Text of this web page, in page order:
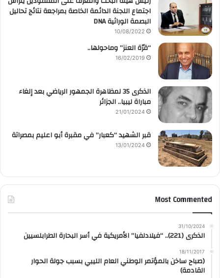
اجتماع اللجنة الدائمة الخاصة بمراجعة نتائج تحاليل
البصمة الوراثية DNA
10/08/2022
“قرّة العنز” وماحولها..
16/02/2019
الذكرى 35 لمظاهرة الجمهور الرياضي بعد إلغاء
مباراة ليبيا.. الجزائر
21/01/2024
قبر الشهيد “كعبار” في مقبرة أبو اعليم بمصراتة
13/01/2024
Most Commented
31/10/2024
الذكرى (221).. “فيلادلفيا” الأمريكية في أسر البحارة الطرابلسيين
18/11/2017
(صباح ساخن بالمؤتمر الوطني العام الليبي بسبب جولة الحوار
القادمة)